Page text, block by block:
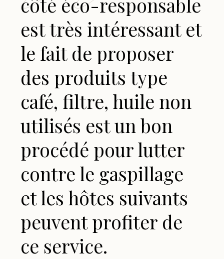
est très intéressant et
le fait de proposer
des produits type
café, filtre, huile non
utilisés est un bon
procédé pour lutter
contre le gaspillage
et les hôtes suivants
peuvent profiter de
ce service.